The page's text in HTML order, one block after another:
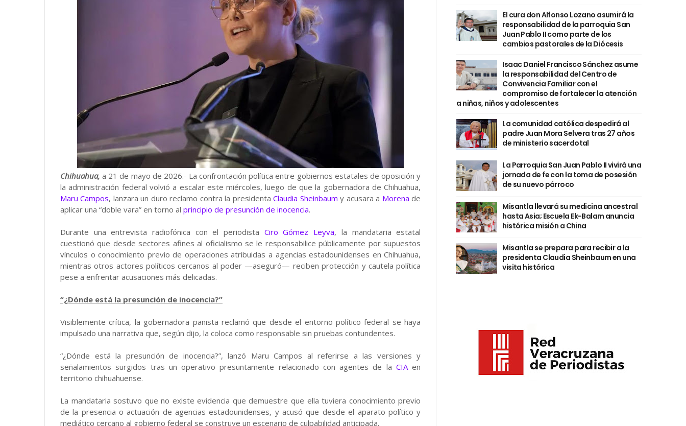
Chihuahua,a 21 de mayo de 2026.- La confrontación política entre gobiernos estatales de oposición y
la administración federal volvió a escalar este miércoles, luego de que la gobernadora de Chihuahua,
Maru Campos, lanzara un duro reclamo contra la presidentaClaudia Sheinbaum y acusara a Morena de
aplicar una “doble vara” en torno al principio de presunción de inocencia.
Durante una entrevista radiofónica con el periodista Ciro Gómez Leyva, la mandataria estatal
cuestionó que desde sectores afines al oficialismo se le responsabilice públicamente por supuestos
vínculos o conocimiento previo de operaciones atribuidas a agencias estadounidenses en Chihuahua,
mientras otros actores políticos cercanos al poder —aseguró— reciben protección y cautela política
pese a enfrentar acusaciones más delicadas.
“¿Dónde está la presunción de inocencia?”
Visiblemente crítica, la gobernadora panista reclamó que desde el entorno político federal se haya
impulsado una narrativa que, según dijo, la coloca como responsable sin pruebas contundentes.
“¿Dónde está la presunción de inocencia?”, lanzó Maru Campos al referirse a las versiones y
señalamientos surgidos tras un operativo presuntamente relacionado con agentes de la CIAen
territorio chihuahuense.
La mandataria sostuvo que no existe evidencia que demuestre que ella tuviera conocimiento previo
de la presencia o actuación de agencias estadounidenses, y acusó que desde el aparato político y
mediático cercano al gobierno federal se construye un escenario de culpabilidad anticipada.
El cura don Alfonso Lozano asumirá la
responsabilidad de la parroquia San
Juan Pablo II como parte de los
cambios pastorales de la Diócesis
Isaac Daniel Francisco Sánchez asume
la responsabilidad del Centro de
Convivencia Familiar con el
compromiso de fortalecer la atención
a niñas, niños y adolescentes
La comunidad católica despedirá al
padre Juan Mora Selvera tras 27 años
de ministerio sacerdotal
La Parroquia San Juan Pablo II vivirá una
jornada de fe con la toma de posesión
de su nuevo párroco
Misantla llevará su medicina ancestral
hasta Asia; Escuela Ek-Balam anuncia
histórica misión a China
Misantla se prepara para recibir a la
presidenta Claudia Sheinbaum en una
visita histórica